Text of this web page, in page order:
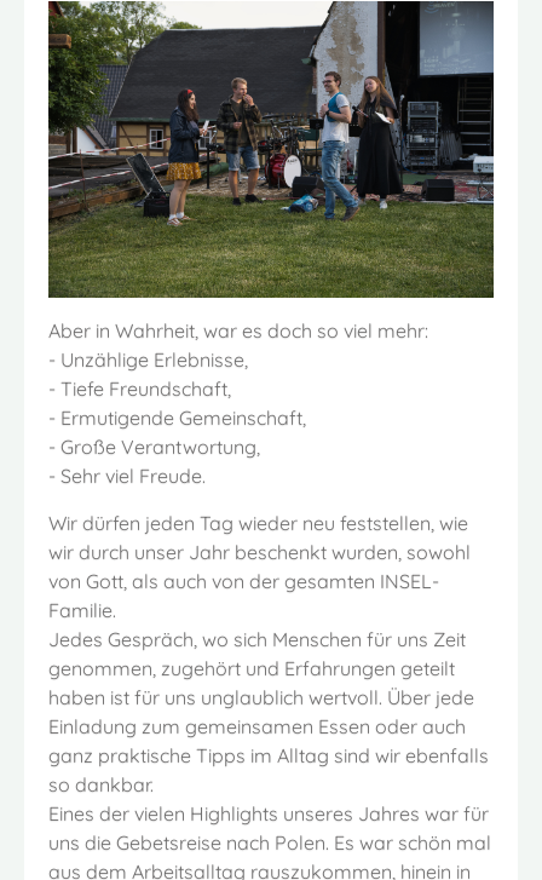
Aber in Wahrheit, war es doch so viel mehr:
- Unzählige Erlebnisse,
- Tiefe Freundschaft,
- Ermutigende Gemeinschaft,
- Große Verantwortung,
- Sehr viel Freude.
Wir dürfen jeden Tag wieder neu feststellen, wie
wir durch unser Jahr beschenkt wurden, sowohl
von Gott, als auch von der gesamten INSEL-
Familie.
Jedes Gespräch, wo sich Menschen für uns Zeit
genommen, zugehört und Erfahrungen geteilt
haben ist für uns unglaublich wertvoll. Über jede
Einladung zum gemeinsamen Essen oder auch
ganz praktische Tipps im Alltag sind wir ebenfalls
so dankbar.
Eines der vielen Highlights unseres Jahres war für
uns die Gebetsreise nach Polen. Es war schön mal
aus dem Arbeitsalltag rauszukommen, hinein in